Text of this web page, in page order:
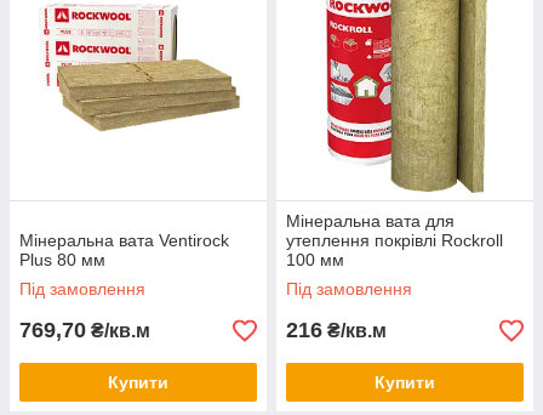
Мінеральна вата Ventirock
Plus 80 мм
Під замовлення
769,70 ₴/кв.м
Купити
Мінеральна вата для
утеплення покрівлі Rockroll
100 мм
Під замовлення
216 ₴/кв.м
Купити